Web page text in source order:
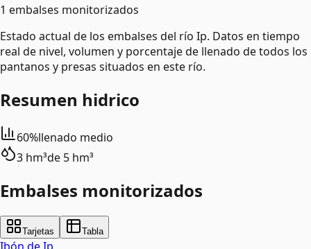
1 embalses monitorizados
Estado actual de los embalses del río Ip. Datos en tiempo
real de nivel, volumen y porcentaje de llenado de todos los
pantanos y presas situados en este río.
Resumen hidrico
60%llenado medio
3 hm³de 5 hm³
Embalses monitorizados
Tarjetas Tabla
Ibón de Ip